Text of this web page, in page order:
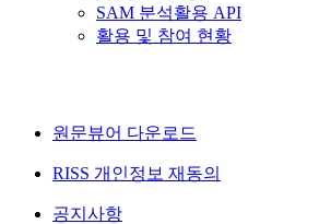
SAM 분석활용 API
활용 및 참여 현황
원문뷰어 다운로드
RISS 개인정보 재동의
공지사항